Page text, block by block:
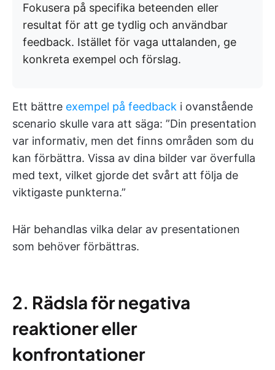
Fokusera på specifika beteenden eller
resultat för att ge tydlig och användbar
feedback. Istället för vaga uttalanden, ge
konkreta exempel och förslag.
Ett bättre exempel på feedback i ovanstående
scenario skulle vara att säga: ”Din presentation
var informativ, men det finns områden som du
kan förbättra. Vissa av dina bilder var överfulla
med text, vilket gjorde det svårt att följa de
viktigaste punkterna.”
Här behandlas vilka delar av presentationen
som behöver förbättras.
2. Rädsla för negativa
reaktioner eller
konfrontationer